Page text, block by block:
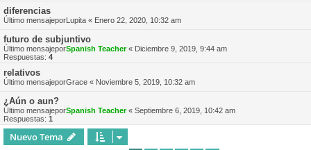
diferencias
Último mensajeporLupita « Enero 22, 2020, 10:32 am
futuro de subjuntivo
Último mensajeporSpanish Teacher« Diciembre 9, 2019, 9:44 am
Respuestas: 4
relativos
Último mensajeporGrace « Noviembre 5, 2019, 10:32 am
¿Aún o aun?
Último mensajeporSpanish Teacher« Septiembre 6, 2019, 10:42 am
Respuestas: 1
Nuevo Tema